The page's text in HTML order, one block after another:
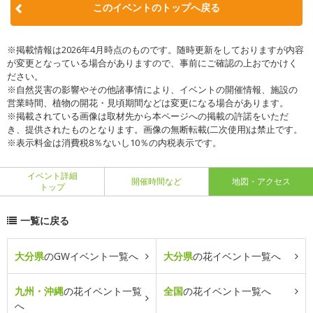
このイベントのトップへ戻る
※掲載情報は2026年4月時点のものです。随時更新をしておりますが内容
が変更となっている場合がありますので、事前にご確認の上おでかけく
ださい。
※自然災害の影響やその他諸事情により、イベントの開催情報、施設の
営業時間、植物の開花・見頃期間などは変更になる場合があります。
※掲載されている画像は取材先から本ページへの掲載の許諾をいただ
き、提供されたものとなります。画像の無断転載(二次使用)は禁止です。
※表示料金は消費税8％ないし10％の内税表示です。
イベント詳細
トップ
開催時間など 地図・アクセス
一覧に戻る
大分県のGWイベント一覧へ 大分県の花イベント一覧へ
九州・沖縄の花イベント一覧
へ
全国の花イベント一覧へ